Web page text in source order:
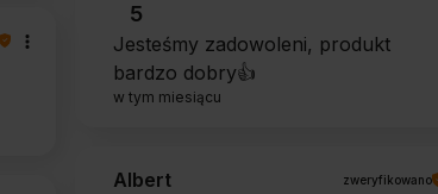
5
Jesteśmy zadowoleni, produkt
bardzo dobry👍️
w tym miesiącu
Albert zweryfikowano